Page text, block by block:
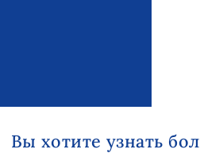
Вы хотите узнать